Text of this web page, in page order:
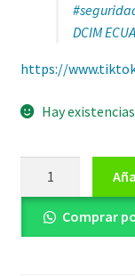
DCIM
https://
Hay existencias
CCTV
ideal
Comprar